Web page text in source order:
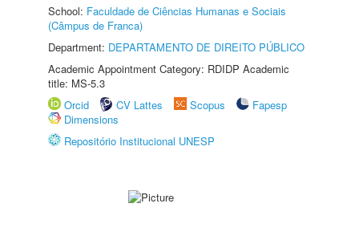
School: Faculdade de Ciências Humanas e Sociais
(Câmpus de Franca)
Department: DEPARTAMENTO DE DIREITO PÚBLICO
Academic Appointment Category: RDIDP Academic
title: MS-5.3
Orcid
CV Lattes Scopus
Fapesp
Dimensions
Repositório Institucional UNESP